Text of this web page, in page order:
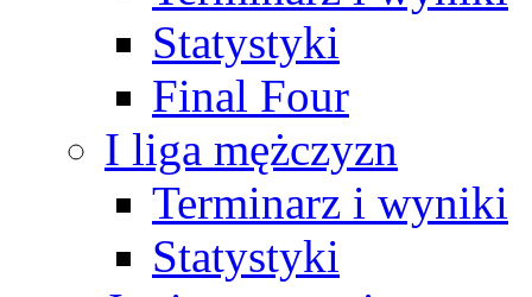
Statystyki
Final Four
I liga mężczyzn
Terminarz i wyniki
Statystyki